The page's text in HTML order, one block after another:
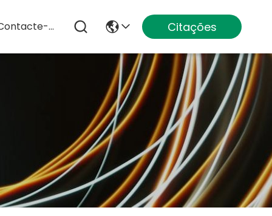
Contacte-Nos Citações